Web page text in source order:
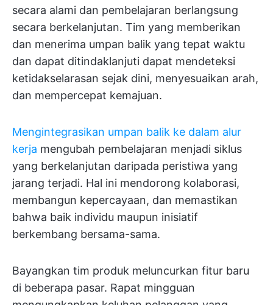
secara alami dan pembelajaran berlangsung
secara berkelanjutan. Tim yang memberikan
dan menerima umpan balik yang tepat waktu
dan dapat ditindaklanjuti dapat mendeteksi
ketidakselarasan sejak dini, menyesuaikan arah,
dan mempercepat kemajuan.
Mengintegrasikan umpan balik ke dalam alur
kerja mengubah pembelajaran menjadi siklus
yang berkelanjutan daripada peristiwa yang
jarang terjadi. Hal ini mendorong kolaborasi,
membangun kepercayaan, dan memastikan
bahwa baik individu maupun inisiatif
berkembang bersama-sama.
Bayangkan tim produk meluncurkan fitur baru
di beberapa pasar. Rapat mingguan